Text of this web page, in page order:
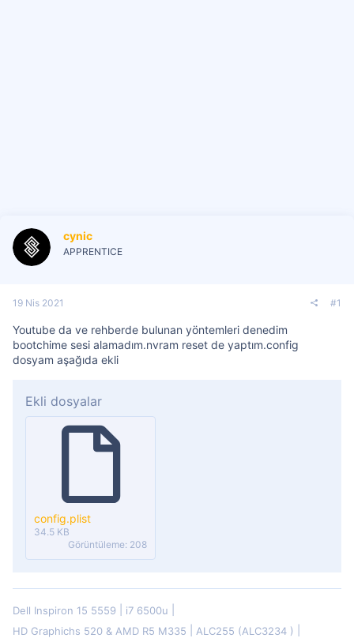
cynic
APPRENTICE
19 Nis 2021 #1
Youtube da ve rehberde bulunan yöntemleri denedim
bootchime sesi alamadım.nvram reset de yaptım.config
dosyam aşağıda ekli
Ekli dosyalar
config.plist
34.5 KB
Görüntüleme: 208
Dell Inspiron 15 5559
i7 6500u
HD Graphichs 520 & AMD R5 M335
ALC255 (ALC3234 )